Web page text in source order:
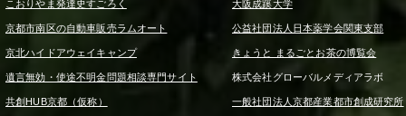
こおりやま発達史すごろく 大阪成蹊大学
京都市南区の自動車販売ラムオート 公益社団法人日本薬学会関東支部
京北ハイドアウェイキャンプ きょうと まるごとお茶の博覧会
遺言無効・使途不明金問題相談専門サイト 株式会社グローバルメディアラボ
共創HUB京都（仮称） 一般社団法人京都産業都市創成研究所